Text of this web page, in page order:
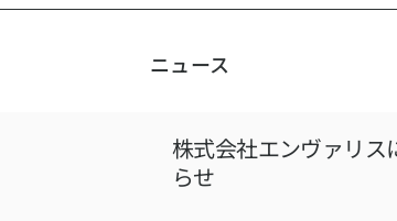
ニュース
株式会社エンヴァリス
らせ